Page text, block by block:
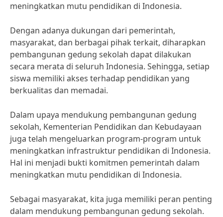
meningkatkan mutu pendidikan di Indonesia.
Dengan adanya dukungan dari pemerintah,
masyarakat, dan berbagai pihak terkait, diharapkan
pembangunan gedung sekolah dapat dilakukan
secara merata di seluruh Indonesia. Sehingga, setiap
siswa memiliki akses terhadap pendidikan yang
berkualitas dan memadai.
Dalam upaya mendukung pembangunan gedung
sekolah, Kementerian Pendidikan dan Kebudayaan
juga telah mengeluarkan program-program untuk
meningkatkan infrastruktur pendidikan di Indonesia.
Hal ini menjadi bukti komitmen pemerintah dalam
meningkatkan mutu pendidikan di Indonesia.
Sebagai masyarakat, kita juga memiliki peran penting
dalam mendukung pembangunan gedung sekolah.